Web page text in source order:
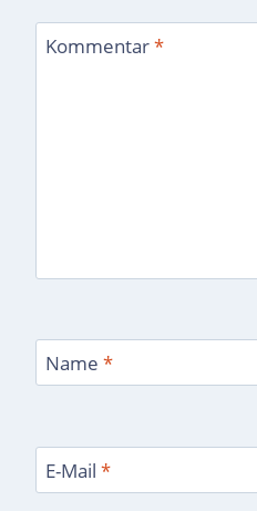
Kommentar*
Name *
E-Mail *